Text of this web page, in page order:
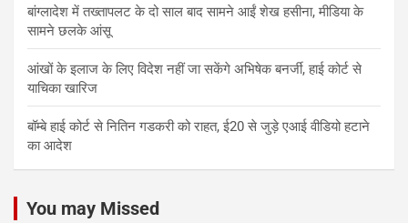
बांग्लादेश में तख्तापलट के दो साल बाद सामने आईं शेख हसीना, मीडिया के
सामने छलके आंसू
आंखों के इलाज के लिए विदेश नहीं जा सकेंगे अभिषेक बनर्जी, हाई कोर्ट से
याचिका खारिज
बॉम्बे हाई कोर्ट से नितिन गडकरी को राहत, ई20 से जुड़े एआई वीडियो हटाने
का आदेश
You may Missed